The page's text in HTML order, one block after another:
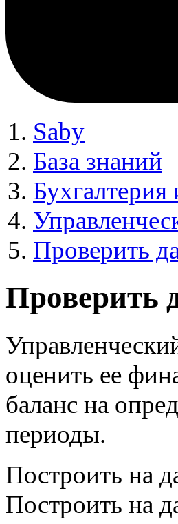
Saby
База знаний
Бухгалтерия
Проверить
Проверить
оценить ее
баланс на
периоды.
Построить на
Построить на